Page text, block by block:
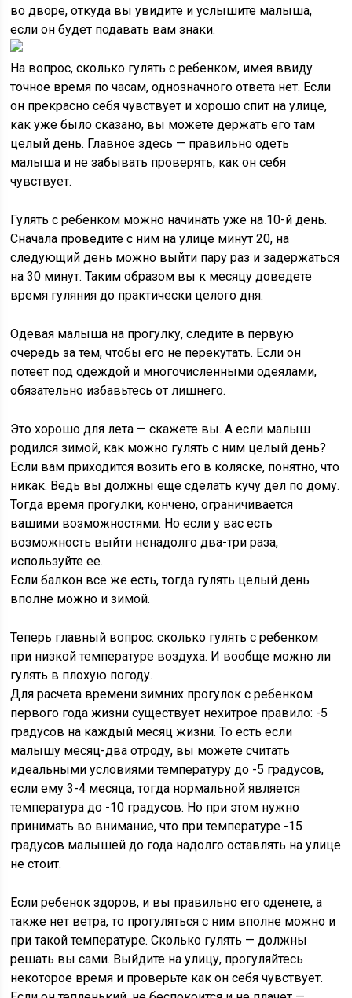
во дворе, откуда вы увидите и услышите малыша,
если он будет подавать вам знаки.
На вопрос, сколько гулять с ребенком, имея ввиду
точное время по часам, однозначного ответа нет. Если
он прекрасно себя чувствует и хорошо спит на улице,
как уже было сказано, вы можете держать его там
целый день. Главное здесь — правильно одеть
малыша и не забывать проверять, как он себя
чувствует.
Гулять с ребенком можно начинать уже на 10-й день.
Сначала проведите с ним на улице минут 20, на
следующий день можно выйти пару раз и задержаться
на 30 минут. Таким образом вы к месяцу доведете
время гуляния до практически целого дня.
Одевая малыша на прогулку, следите в первую
очередь за тем, чтобы его не перекутать. Если он
потеет под одеждой и многочисленными одеялами,
обязательно избавьтесь от лишнего.
Это хорошо для лета — скажете вы. А если малыш
родился зимой, как можно гулять с ним целый день?
Если вам приходится возить его в коляске, понятно, что
никак. Ведь вы должны еще сделать кучу дел по дому.
Тогда время прогулки, кончено, ограничивается
вашими возможностями. Но если у вас есть
возможность выйти ненадолго два-три раза,
используйте ее.
Если балкон все же есть, тогда гулять целый день
вполне можно и зимой.
Теперь главный вопрос: сколько гулять с ребенком
при низкой температуре воздуха. И вообще можно ли
гулять в плохую погоду.
Для расчета времени зимних прогулок с ребенком
первого года жизни существует нехитрое правило: -5
градусов на каждый месяц жизни. То есть если
малышу месяц-два отроду, вы можете считать
идеальными условиями температуру до -5 градусов,
если ему 3-4 месяца, тогда нормальной является
температура до -10 градусов. Но при этом нужно
принимать во внимание, что при температуре -15
градусов малышей до года надолго оставлять на улице
не стоит.
Если ребенок здоров, и вы правильно его оденете, а
также нет ветра, то прогуляться с ним вполне можно и
при такой температуре. Сколько гулять — должны
решать вы сами. Выйдите на улицу, прогуляйтесь
некоторое время и проверьте как он себя чувствует.